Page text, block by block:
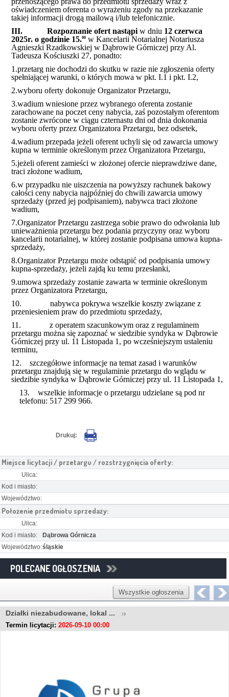
oświadczeniem oferenta o wyrażeniu zgody na przekazanie
takiej informacji drogą mailową i/lub telefonicznie.
III. Rozpoznanie ofert nastąpi w dniu 12 czerwca
2025r. o godzinie 15.00 w Kancelarii Notarialnej Notariusza
Agnieszki Rzadkowskiej w Dąbrowie Górniczej przy Al.
Tadeusza Kościuszki 27, ponadto:
1.przetarg nie dochodzi do skutku w razie nie zgłoszenia oferty
spełniającej warunki, o których mowa w pkt. I.1 i pkt. I.2,
2.wyboru oferty dokonuje Organizator Przetargu,
3.wadium wniesione przez wybranego oferenta zostanie
zarachowane na poczet ceny nabycia, zaś pozostałym oferentom
zostanie zwrócone w ciągu czternastu dni od dnia dokonania
wyboru oferty przez Organizatora Przetargu, bez odsetek,
4.wadium przepada jeżeli oferent uchyli się od zawarcia umowy
kupna w terminie określonym przez Organizatora Przetargu,
5.jeżeli oferent zamieści w złożonej ofercie nieprawdziwe dane,
traci złożone wadium,
6.w przypadku nie uiszczenia na powyższy rachunek bakowy
całości ceny nabycia najpóźniej do chwili zawarcia umowy
sprzedaży (przed jej podpisaniem), nabywca traci złożone
wadium,
7.Organizator Przetargu zastrzega sobie prawo do odwołania lub
unieważnienia przetargu bez podania przyczyny oraz wyboru
kancelarii notarialnej, w której zostanie podpisana umowa kupna-
sprzedaży,
8.Organizator Przetargu może odstąpić od podpisania umowy
kupna-sprzedaży, jeżeli zajdą ku temu przesłanki,
9.umowa sprzedaży zostanie zawarta w terminie określonym
przez Organizatora Przetargu,
10. nabywca pokrywa wszelkie koszty związane z
przeniesieniem praw do przedmiotu sprzedaży,
11. z operatem szacunkowym oraz z regulaminem
przetargu można się zapoznać w siedzibie syndyka w Dąbrowie
Górniczej przy ul. 11 Listopada 1, po wcześniejszym ustaleniu
terminu,
12. szczegółowe informacje na temat zasad i warunków
przetargu znajdują się w regulaminie przetargu do wglądu w
siedzibie syndyka w Dąbrowie Górniczej przy ul. 11 Listopada 1,
13.wszelkie informacje o przetargu udzielane są pod nr
telefonu: 517 299 966.
Drukuj:
Miejsce licytacji / przetargu / rozstrzygnięcia oferty:
Ulica:
Kod i miasto:
Województwo:
Położenie przedmiotu sprzedaży:
Ulica:
Kod i miasto:
Dąbrowa Górnicza
Województwo:śląskie
POLECANE OGŁOSZENIA
Wszystkie ogłoszenia
Działki niezabudowane, lokal ...
Termin licytacji: 2026-09-10 00:00